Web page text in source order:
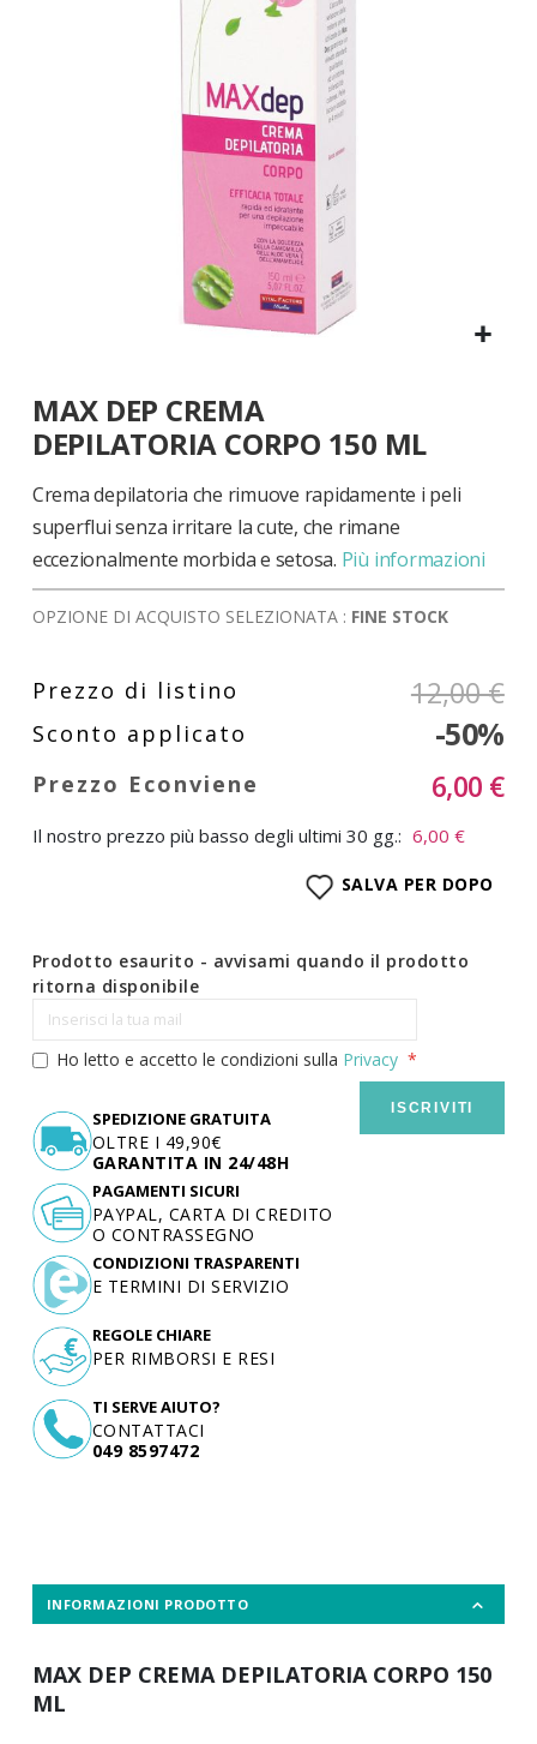
all'inizio
della
galleria
di
immagini
MAX DEP CREMA
DEPILATORIA CORPO 150 ML
Crema depilatoria che rimuove rapidamente i peli
superflui senza irritare la cute, che rimane
eccezionalmente morbida e setosa. Più informazioni
OPZIONE DI ACQUISTO SELEZIONATA : FINE STOCK
12,00 €
-50%
6,00 €
Il nostro prezzo più basso degli ultimi 30 gg.: 6,00 €
SALVA PER DOPO
Prodotto esaurito - avvisami quando il prodotto
ritorna disponibile
Ho letto e accetto le condizioni sulla Privacy
ISCRIVITI
SPEDIZIONE GRATUITA
OLTRE I 49,90€
GARANTITA IN 24/48H
TI SERVE AIUTO?
CONTATTACI
049 8597472
PAGAMENTI SICURI
PAYPAL, CARTA DI CREDITO
O CONTRASSEGNO
CONDIZIONI TRASPARENTI
E TERMINI DI SERVIZIO
REGOLE CHIARE
PER RIMBORSI E RESI
INFORMAZIONI PRODOTTO
MAX DEP CREMA DEPILATORIA CORPO 150
ML